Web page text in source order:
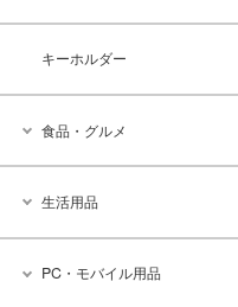
キーホルダー
食品・グルメ
生活用品
PC・モバイル用品